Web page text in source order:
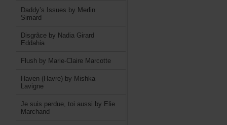
Daddy’sIssuesbyMerlin
Simard
DisgrâcebyNadiaGirard
Eddahia
FlushbyMarie-ClaireMarcotte
Haven(Havre)byMishka
Lavigne
Jesuisperdue,toiaussibyElie
Marchand